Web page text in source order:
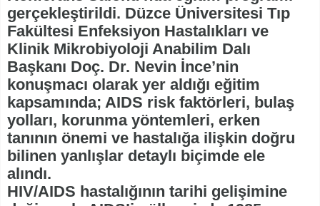
gerçekleştirildi. Düzce Üniversitesi Tıp
Fakültesi Enfeksiyon Hastalıkları ve
Klinik Mikrobiyoloji Anabilim Dalı
Başkanı Doç. Dr. Nevin İnce’nin
konuşmacı olarak yer aldığı eğitim
kapsamında; AIDS risk faktörleri, bulaş
yolları, korunma yöntemleri, erken
tanının önemi ve hastalığa ilişkin doğru
bilinen yanlışlar detaylı biçimde ele
alındı.
HIV/AIDS hastalığının tarihi gelişimine